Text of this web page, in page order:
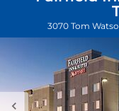
3070 Tom